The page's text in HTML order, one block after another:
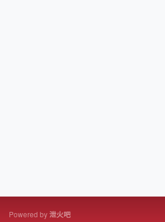
Powered by泄火吧